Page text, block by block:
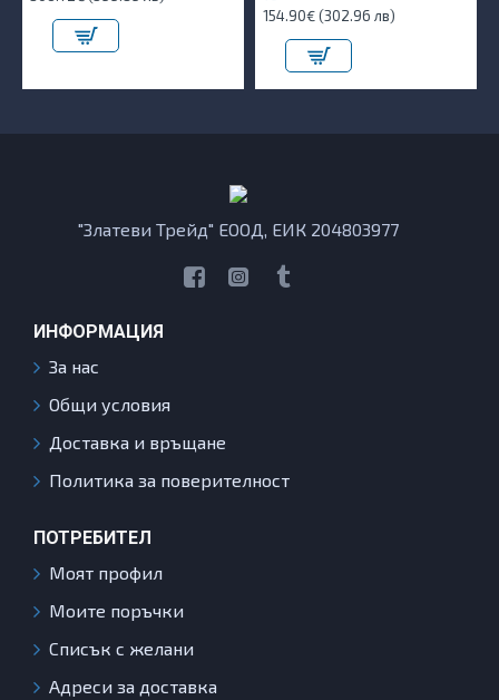
154.90€ (302.96 лв)
"Златеви Трейд" ЕООД, ЕИК 204803977
ИНФОРМАЦИЯ
За нас
Общи условия
Доставка и връщане
Политика за поверителност
ПОТРЕБИТЕЛ
Моят профил
Моите поръчки
Списък с желани
Адреси за доставка